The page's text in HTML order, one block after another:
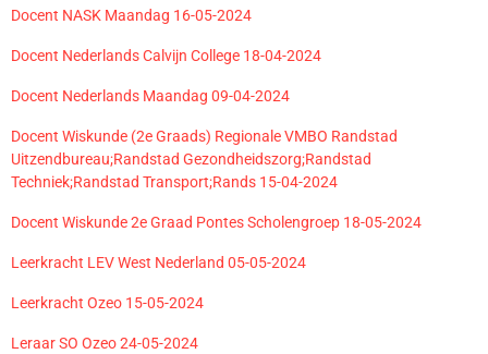
Docent NASK Maandag 16-05-2024
Docent Nederlands Calvijn College 18-04-2024
Docent Nederlands Maandag 09-04-2024
Docent Wiskunde (2e Graads) Regionale VMBO Randstad
Uitzendbureau;Randstad Gezondheidszorg;Randstad
Techniek;Randstad Transport;Rands 15-04-2024
Docent Wiskunde 2e Graad Pontes Scholengroep 18-05-2024
Leerkracht LEV West Nederland 05-05-2024
Leerkracht Ozeo 15-05-2024
Leraar SO Ozeo 24-05-2024